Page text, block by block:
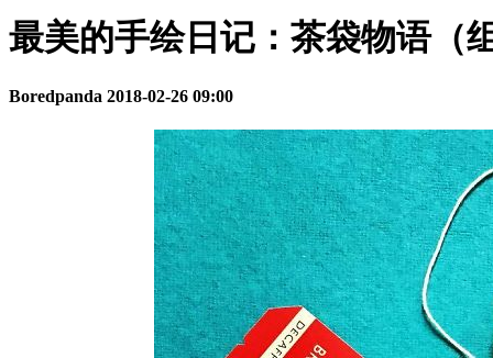
最美的手绘日记：茶袋物语（
Boredpanda 2018-02-26 09:00